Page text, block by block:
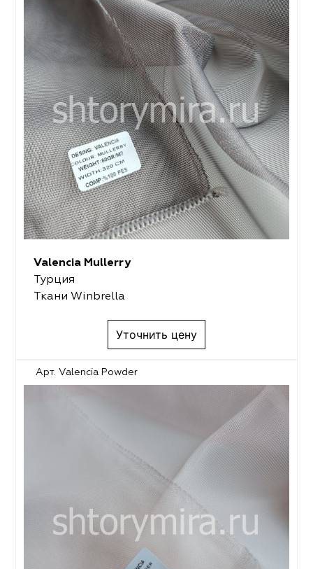
Valencia Mullerry
Турция
Ткани Winbrella
Уточнить цену
Арт. Valencia Powder